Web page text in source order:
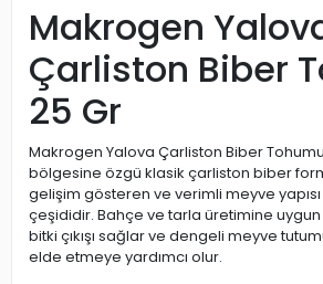
Makrogen
Çarliston Biber
25 Gr
Makrogen Yalova Çarliston Biber
bölgesine özgü klasik çarliston biber
gelişim gösteren ve verimli meyve
çeşididir. Bahçe ve tarla üretimine uygun
bitki çıkışı sağlar ve dengeli meyve
elde etmeye yardımcı olur.